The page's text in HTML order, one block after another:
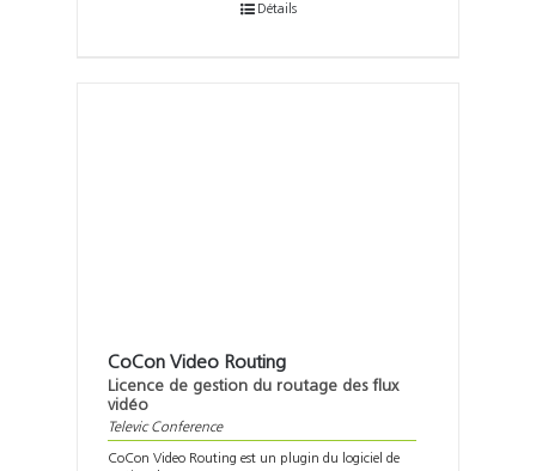
Détails
CoCon Video Routing
Licence de gestion du routage des flux
vidéo
Televic Conference
CoCon Video Routing est un plugin du logiciel de